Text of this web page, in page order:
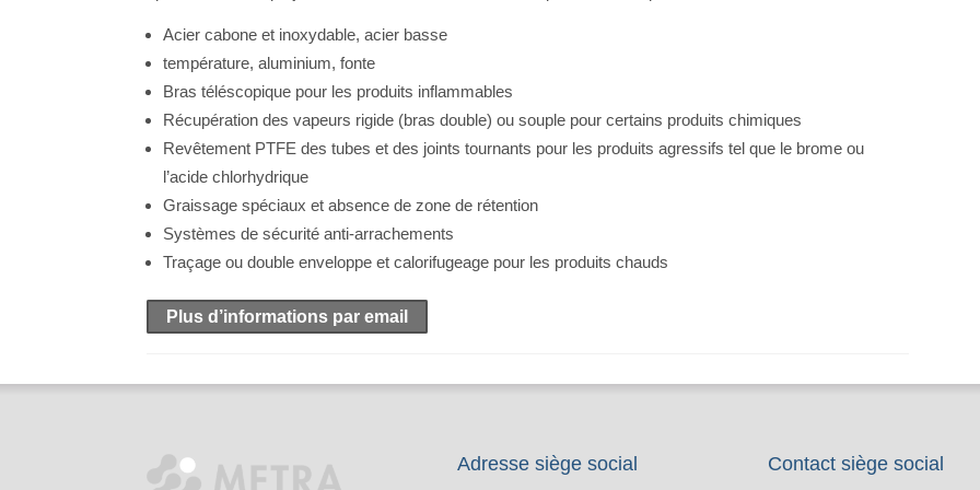
Acier cabone et inoxydable, acier basse
température, aluminium, fonte
Bras téléscopique pour les produits inflammables
Récupération des vapeurs rigide (bras double) ou souple pour certains produits chimiques
Revêtement PTFE des tubes et des joints tournants pour les produits agressifs tel que le brome ou
l’acide chlorhydrique
Graissage spéciaux et absence de zone de rétention
Systèmes de sécurité anti-arrachements
Traçage ou double enveloppe et calorifugeage pour les produits chauds
Plus d’informations par email
Adresse siège social Contact siège social